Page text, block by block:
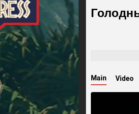
Main Video